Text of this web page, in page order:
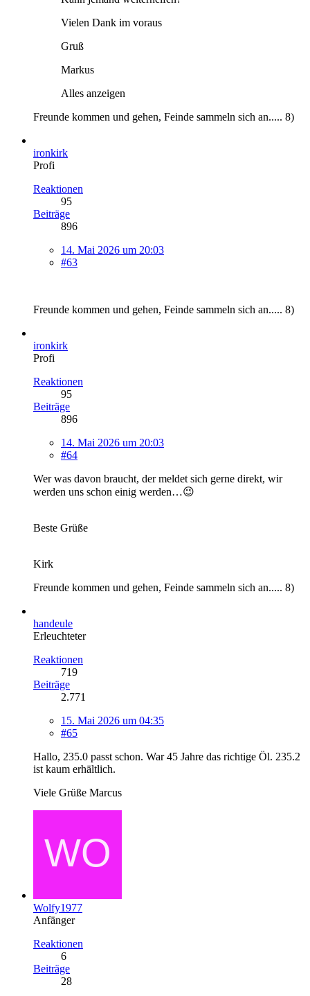
Vielen Dank im voraus
Gruß
Markus
Alles anzeigen
Freunde kommen und gehen, Feinde sammeln sich an..... 8)
ironkirk
Profi
Reaktionen
95
Beiträge
896
14. Mai 2026 um 20:03
#63
Freunde kommen und gehen, Feinde sammeln sich an..... 8)
ironkirk
Profi
Reaktionen
95
Beiträge
896
14. Mai 2026 um 20:03
#64
Wer was davon braucht, der meldet sich gerne direkt, wir
werden uns schon einig werden…😉
Beste Grüße
Kirk
Freunde kommen und gehen, Feinde sammeln sich an..... 8)
handeule
Erleuchteter
Reaktionen
719
Beiträge
2.771
15. Mai 2026 um 04:35
#65
Hallo, 235.0 passt schon. War 45 Jahre das richtige Öl. 235.2
ist kaum erhältlich.
Viele Grüße Marcus
Wolfy1977
Anfänger
Reaktionen
6
Beiträge
28